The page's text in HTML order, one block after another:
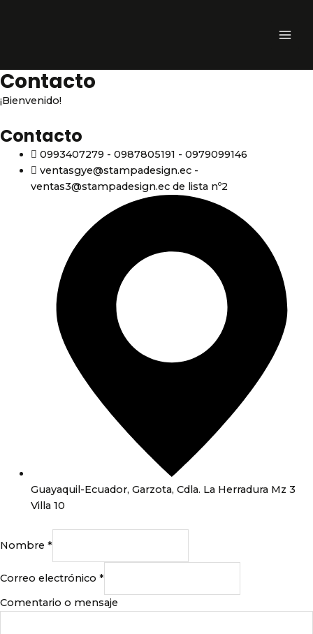
Contacto
¡Bienvenido!
Contacto
0993407279 - 0987805191 - 0979099146
ventasgye@stampadesign.ec -
ventas3@stampadesign.ec de lista nº2
Guayaquil-Ecuador, Garzota, Cdla. La Herradura Mz 3
Villa 10
Nombre *
Correo electrónico *
Comentario o mensaje